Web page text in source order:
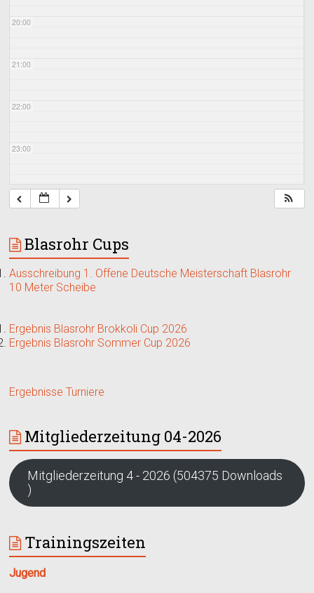
20:00
21:00
22:00
23:00
Blasrohr Cups
Ausschreibung 1. Offene Deutsche Meisterschaft Blasrohr
10 Meter Scheibe
Ergebnis Blasrohr Brokkoli Cup 2026
Ergebnis Blasrohr Sommer Cup 2026
Ergebnisse Turniere
Mitgliederzeitung 04-2026
Mitgliederzeitung 4 - 2026 (504375 Downloads
)
Trainingszeiten
Jugend